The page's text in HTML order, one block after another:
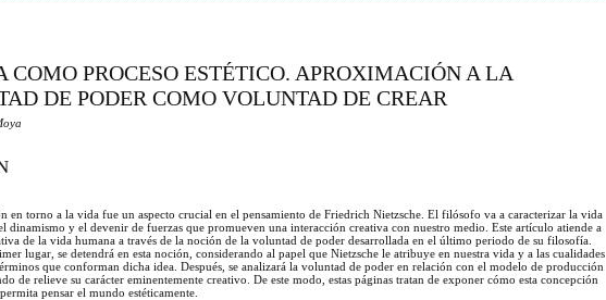
COMO PROCESO ESTÉTICO. APROXIMACIÓN A LA
DE PODER COMO VOLUNTAD DE CREAR
en torno a la vida fue un aspecto crucial en el pensamiento de Friedrich Nietzsche. El filósofo va a caracterizar la vida
dinamismo y el devenir de fuerzas que promueven una interacción creativa con nuestro medio. Este artículo atiende a
de la vida humana a través de la noción de la voluntad de poder desarrollada en el último periodo de su filosofía.
lugar, se detendrá en esta noción, considerando al papel que Nietzsche le atribuye en nuestra vida y a las cualidades
que conforman dicha idea. Después, se analizará la voluntad de poder en relación con el modelo de producción
de relieve su carácter eminentemente creativo. De este modo, estas páginas tratan de exponer cómo esta concepción
pensar el mundo estéticamente.